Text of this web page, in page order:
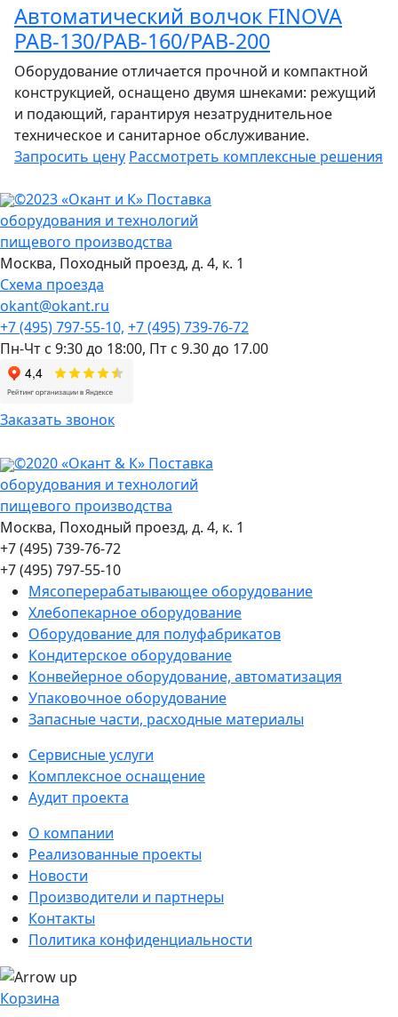
Автоматический волчок FINOVA
PAB-130/PAB-160/PAB-200
Оборудование отличается прочной и компактной
конструкцией, оснащено двумя шнеками: режущий
и подающий, гарантируя незатруднительное
техническое и санитарное обслуживание.
Запросить цену Рассмотреть комплексные решения
©2023 «Окант и К» Поставка
оборудования и технологий
пищевого производства
Москва, Походный проезд, д. 4, к. 1
Схема проезда
okant@okant.ru
+7 (495) 797-55-10, +7 (495) 739-76-72
Пн-Чт с 9:30 до 18:00, Пт с 9.30 до 17.00
Заказать звонок
©2020 «Окант & К» Поставка
оборудования и технологий
пищевого производства
Москва, Походный проезд, д. 4, к. 1
+7 (495) 739-76-72
+7 (495) 797-55-10
Мясоперерабатывающее оборудование
Хлебопекарное оборудование
Оборудование для полуфабрикатов
Кондитерское оборудование
Конвейерное оборудование, автоматизация
Упаковочное оборудование
Запасные части, расходные материалы
Сервисные услуги
Комплексное оснащение
Аудит проекта
О компании
Реализованные проекты
Новости
Производители и партнеры
Контакты
Политика конфиденциальности
Корзина